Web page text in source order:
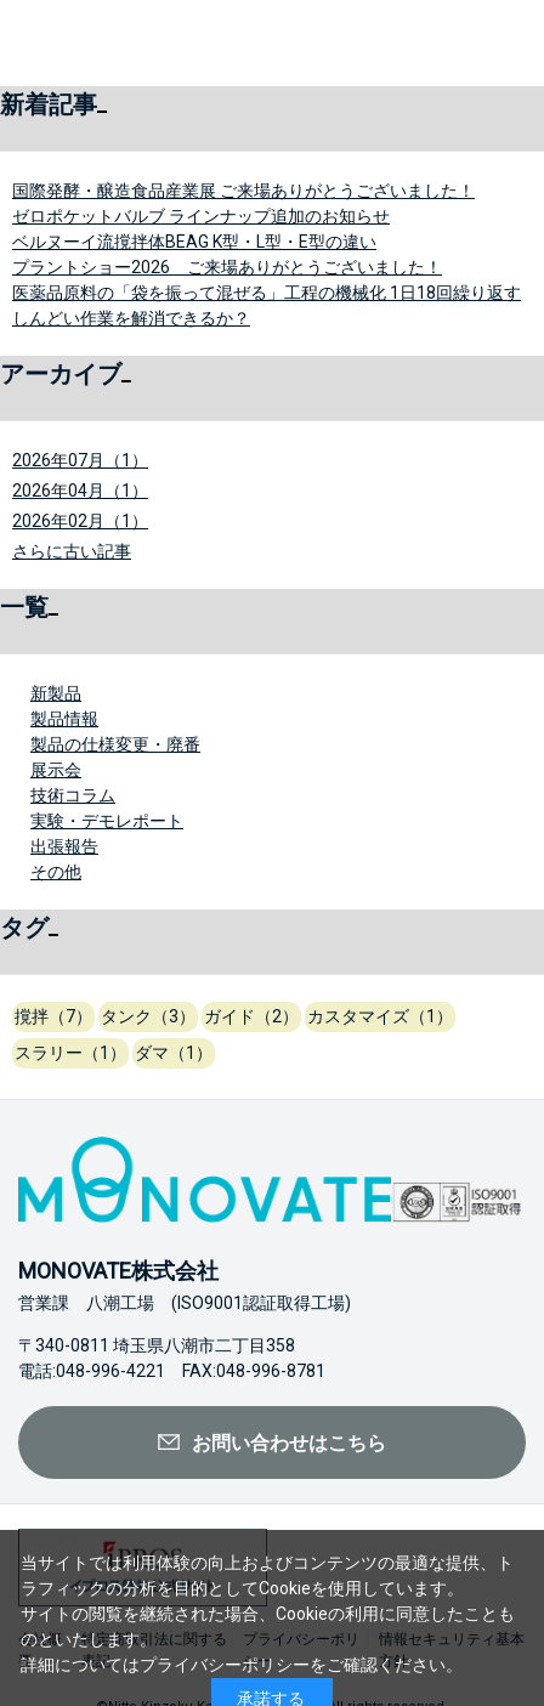
新着記事
国際発酵・醸造食品産業展 ご来場ありがとうございました！
ゼロポケットバルブ ラインナップ追加のお知らせ
ベルヌーイ流撹拌体BEAG K型・L型・E型の違い
プラントショー2026 ご来場ありがとうございました！
医薬品原料の「袋を振って混ぜる」工程の機械化 1日18回繰り返す
しんどい作業を解消できるか？
アーカイブ
2026年07月（1）
2026年04月（1）
2026年02月（1）
さらに古い記事
一覧
新製品
製品情報
製品の仕様変更・廃番
展示会
技術コラム
実験・デモレポート
出張報告
その他
タグ
撹拌（7） タンク（3） ガイド（2）
カスタマイズ（1）
スラリー（1）
ダマ（1）
MONOVATE株式会社
営業課 八潮工場 (ISO9001認証取得工場)
〒340-0811 埼玉県八潮市二丁目358
電話:048-996-4221 FAX:048-996-8781
お問い合わせはこちら
会社概
要
特定商取引法に関する
表記
プライバシーポリ
シー
情報セキュリティ基本
方針
当サイトでは利用体験の向上およびコンテンツの最適な提供、ト
ラフィックの分析を目的としてCookieを使用しています。
サイトの閲覧を継続された場合、Cookieの利用に同意したことも
のといたします。
詳細についてはプライバシーポリシーをご確認ください。
承諾する